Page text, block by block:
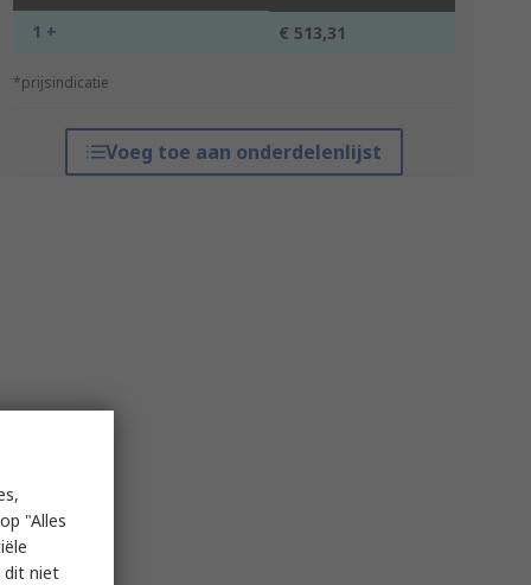
1 + € 513,31
*prijsindicatie
Voeg toe aan onderdelenlijst
"Alles
dit niet